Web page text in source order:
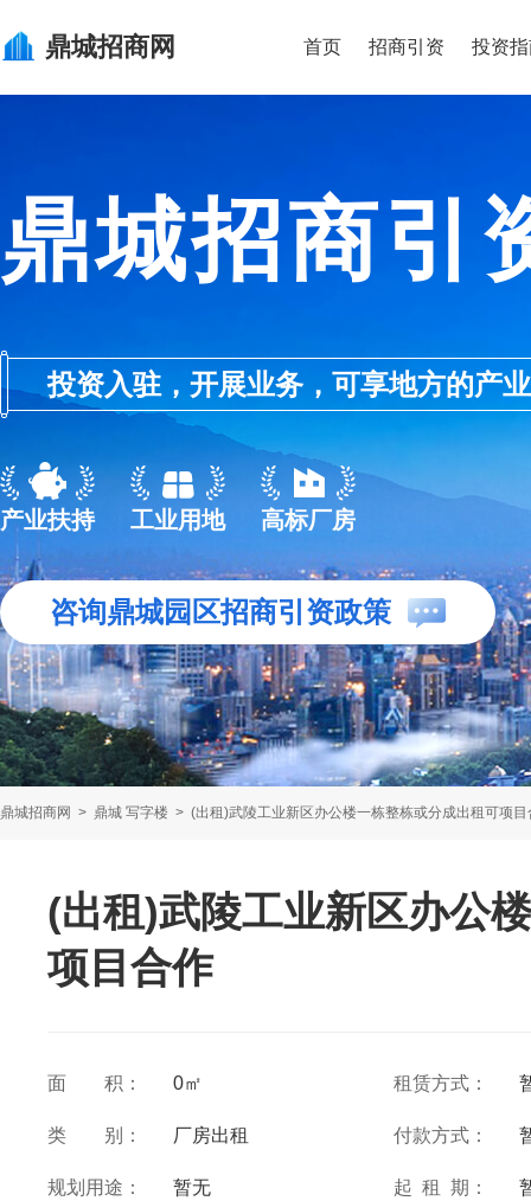
鼎城招商网 首页 招商引资 投资
鼎城招商引
投资入驻，开展业务，可享地方的产
产业扶持 工业用地 高标厂房
咨询鼎城园区招商引资政策
鼎城招商网 > 鼎城 写字楼 > (出租)武陵工业新区办公楼一栋整栋或分成出租可项目
(出租)武陵工业新区办公
项目合作
面 积： 0㎡ 租赁方式：
类 别： 厂房出租 付款方式：
规划用途： 暂无 起 租 期：